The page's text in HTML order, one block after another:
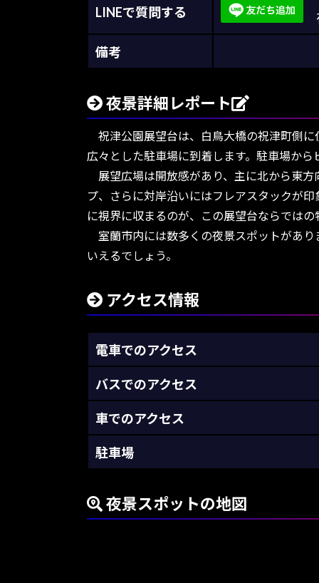
LINEで質問する
備考
夜景詳細レポート
祝津公園展望台は、白鳥大橋の祝津町側に
広々とした駐車場に到着します。駐車場か
展望広場は開放感があり、主に北から東方
プ、さらに対岸沿いにはフレアスタックが
に視界に収まるのが、この展望台ならでは
室蘭市内には数多くの夜景スポットがあり
いえるでしょう。
アクセス情報
電車でのアクセス
バスでのアクセス
車でのアクセス
駐車場
夜景スポットの地図